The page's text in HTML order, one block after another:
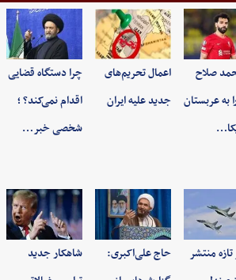
صلاح
به عربستان
اعمال تحریم‌های
جدید علیه ایران
چرا دستگاه قضایی
اقدام نمی‌کند؟ ؛
شخصی خبر…
منتشر
حاج علی‌اکبری:
شاهکار جدید